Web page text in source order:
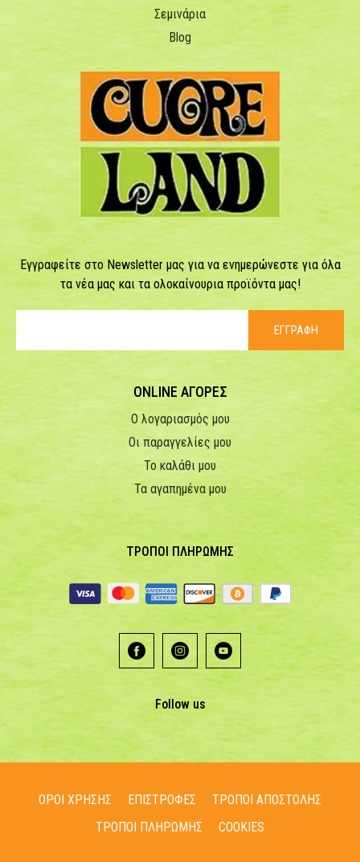
Σεμινάρια
Blog
Εγγραφείτε στο Newsletter μας για να ενημερώνεστε για όλα
τα νέα μας και τα ολοκαίνουρια προϊόντα μας!
ΕΓΓΡΑΦΗ
ONLINE ΑΓΟΡΕΣ
Ο λογαριασμός μου
Οι παραγγελίες μου
Το καλάθι μου
Τα αγαπημένα μου
ΤΡΟΠΟΙ ΠΛΗΡΩΜΗΣ
Follow us
ΟΡΟΙ ΧΡΗΣΗΣ ΕΠΙΣΤΡΟΦΕΣ
ΤΡΟΠΟΙ ΑΠΟΣΤΟΛΗΣ
ΤΡΟΠΟΙ ΠΛΗΡΩΜΗΣ
COOKIES